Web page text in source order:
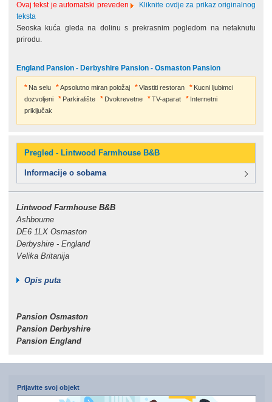
Ovaj tekst je automatski preveden
Kliknite ovdje za prikaz originalnog
teksta
Seoska kuća gleda na dolinu s prekrasnim pogledom na netaknutu
prirodu.
England Pansion - Derbyshire Pansion - Osmaston Pansion
Na selu Apsolutno miran položaj Vlastiti restoran
Kucni ljubimci
dozvoljeni
Parkiralište Dvokrevetne TV-aparat
Internetni
priključak
Pregled - Lintwood Farmhouse B&B
Informacije o sobama
Lintwood Farmhouse B&B
Ashbourne
DE6 1LX Osmaston
Derbyshire - England
Velika Britanija
Opis puta
Pansion Osmaston
Pansion Derbyshire
Pansion England
Prijavite svoj objekt